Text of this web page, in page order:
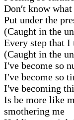
Don′t know
Put under the
(Caught in the
Every step that I
(Caught in the
I′ve become so
I′ve become so
I′ve becoming
Is be more like
smothering me